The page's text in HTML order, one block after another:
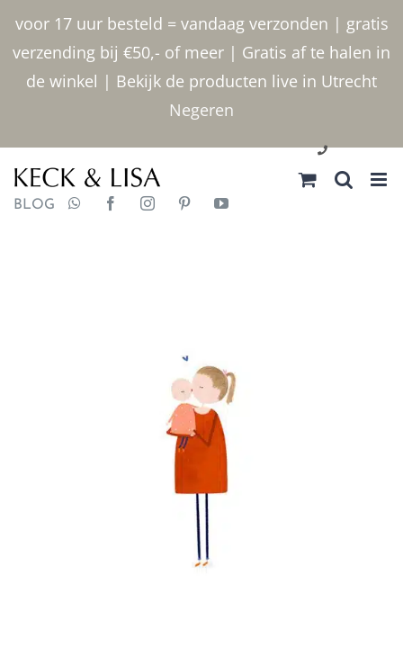
voor 17 uur besteld = vandaag verzonden | gratis
verzending bij €50,- of meer | Gratis af te halen in
de winkel | Bekijk de producten live in Utrecht
Negeren
inhoud
030 2400000
BLOG